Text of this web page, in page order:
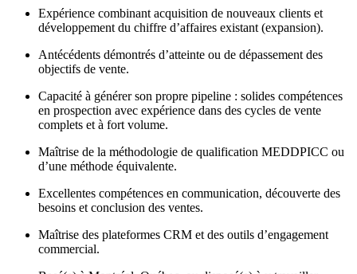
Expérience combinant acquisition de nouveaux clients et
développement du chiffre d’affaires existant (expansion).
Antécédents démontrés d’atteinte ou de dépassement des
objectifs de vente.
Capacité à générer son propre pipeline : solides compétences
en prospection avec expérience dans des cycles de vente
complets et à fort volume.
Maîtrise de la méthodologie de qualification MEDDPICC ou
d’une méthode équivalente.
Excellentes compétences en communication, découverte des
besoins et conclusion des ventes.
Maîtrise des plateformes CRM et des outils d’engagement
commercial.